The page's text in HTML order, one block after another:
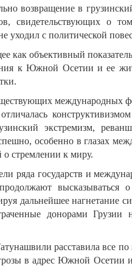
возвращение в
свидетельствующих о
уходил с политической
как объективный
к Южной Осетии и ее
международных
экстремизм,
особенно в глазах
о стремлении к миру.
ряда государств и
высказываться
дальнейшее нагнетание
донорами
расставила все
в адрес Южной Осетии